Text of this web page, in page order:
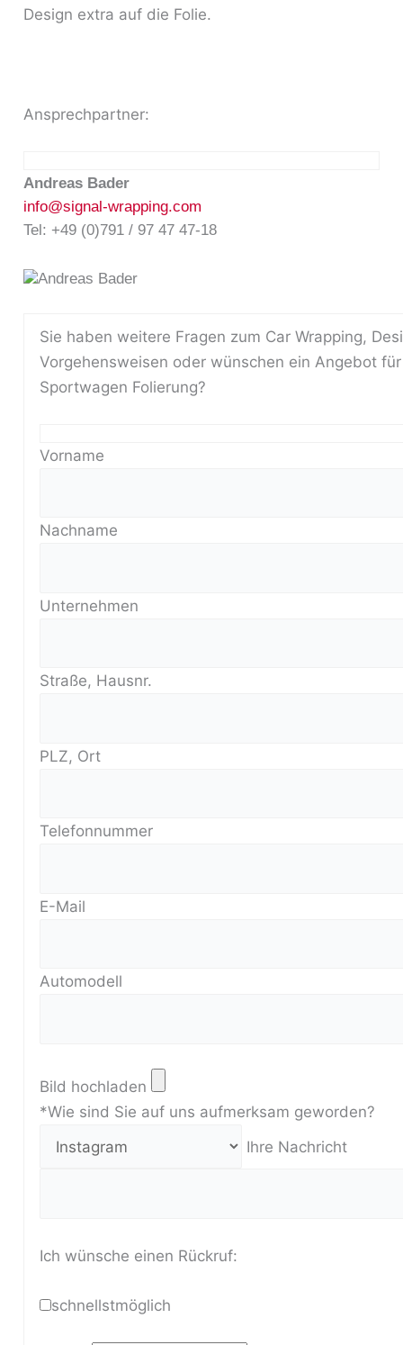
Design extra auf die Folie.
Ansprechpartner:
Andreas Bader
info@signal-wrapping.com
Tel: +49 (0)791 / 97 47 47-18
Sie haben weitere Fragen zum Car Wrapping,
Vorgehensweisen oder wünschen ein Angebot
Sportwagen Folierung?
Vorname
Nachname
Unternehmen
Straße, Hausnr.
PLZ, Ort
Telefonnummer
E-Mail
Automodell
Bild hochladen
*Wie sind Sie auf uns aufmerksam geworden?
Ihre Nachricht
Ich wünsche einen Rückruf:
schnellstmöglich